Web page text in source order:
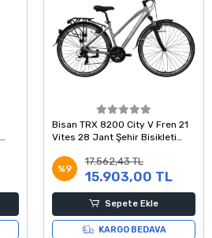
Bisan TRX 8200 City V Fren 21
Vites 28 Jant Şehir Bisikleti
%9
17.562,43 TL
15.903,00 TL
Sepete Ekle
KARGO BEDAVA